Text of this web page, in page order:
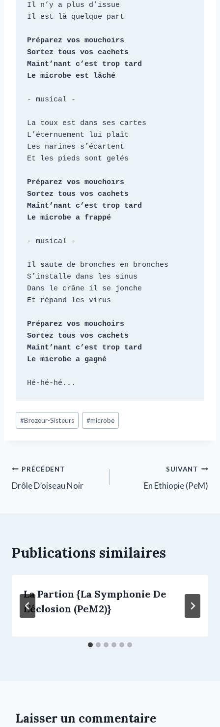
Il n’y a plus d’issue
Il est là quelque part
Préparez vos mouchoirs
Sortez tous vos cachets
Maint’nant c’est trop tard
Le microbe est lâché
- musical -
La toux est dans ses cartes
L’éternuement lui plaît
Les narines s’écartent
Et les pieds sont gelés
Préparez vos mouchoirs
Sortez tous vos cachets
Maint’nant c’est trop tard
Le microbe a frappé
- musical -
Il saute de bronches en bronches
S’installe dans les sinus
Dans le crâne il se jonche
Et répand les virus
Préparez vos mouchoirs
Sortez tous vos cachets
Maint’nant c’est trop tard
Le microbe a gagné
Hé-hé-hé...
#Brozeur-Sisteurs #microbe
PRÉCÉDENT
Drôle D’oiseau Noir
SUIVANT
En Ethiopie (PeM)
Publications similaires
La Partion {La Symphonie De
L’éclosion (PeM2)}
Laisser un commentaire